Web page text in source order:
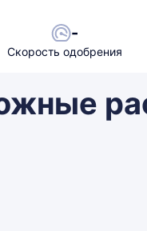
-
Скорость одобрения